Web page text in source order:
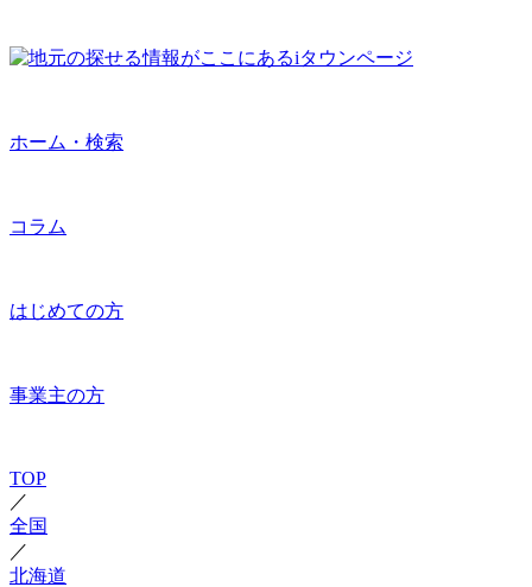
ホーム・検索
コラム
はじめての方
事業主の方
TOP
／
全国
／
北海道